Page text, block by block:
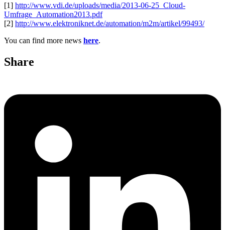
[1] http://www.vdi.de/uploads/media/2013-06-25_Cloud-
Umfrage_Automation2013.pdf
[2] http://www.elektroniknet.de/automation/m2m/artikel/99493/
You can find more news here.
Share